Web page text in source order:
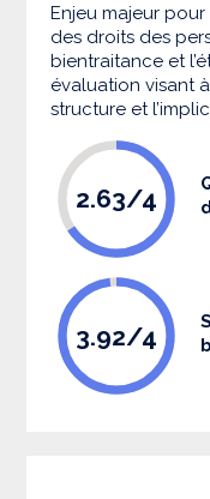
Enjeu majeur
des droits des
bientraitance et
évaluation visant
structure et
2.63/4
3.92/4